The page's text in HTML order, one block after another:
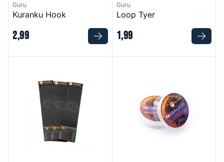
Guru
Kuranku Hook
2,99
Guru
Loop Tyer
1,99